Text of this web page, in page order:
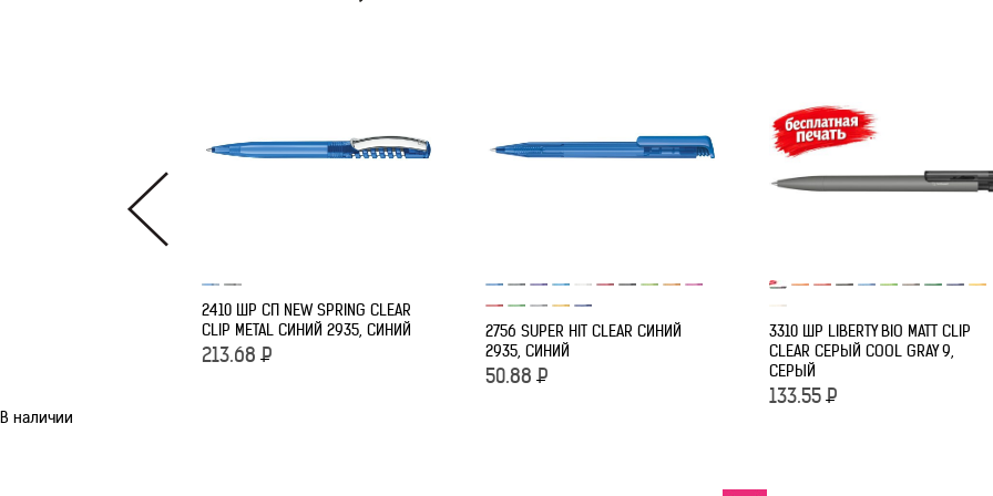
2410 ШР СП NEW SPRING CLEAR
CLIP METAL СИНИЙ 2935, СИНИЙ
213.68 Р
2756 SUPER HIT CLEAR СИНИЙ
2935, СИНИЙ
50.88 Р
3310 ШР LIBERTY BIO MATT CLIP
CLEAR СЕРЫЙ COOL GRAY 9,
СЕРЫЙ
133.55 Р
В наличии